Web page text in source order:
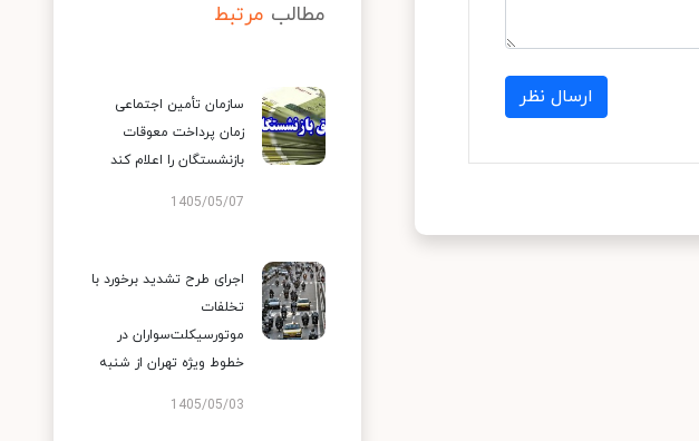
ارسال نظر
مطالب مرتبط
سازمان تأمین اجتماعی
زمان پرداخت معوقات
بازنشستگان را اعلام کند
1405/05/07
اجرای طرح تشدید برخورد با
تخلفات
موتورسیکلت‌سواران در
خطوط ویژه تهران از شنبه
1405/05/03